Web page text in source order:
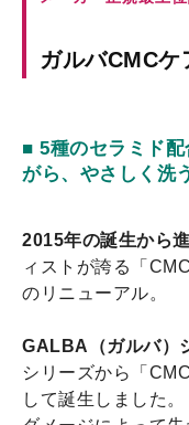
ガルバCMCケ
■ 5種のセラミド
がら、やさしく洗
2015年の誕生から
ィストが誇る「
のリニューアル。
GALBA（ガルバ）
シリーズから「
して誕生しました。